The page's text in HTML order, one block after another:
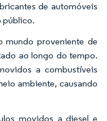
de automóveis
público.
proveniente de
ao longo do tempo.
a combustíveis
ambiente, causando
movidos a diesel e